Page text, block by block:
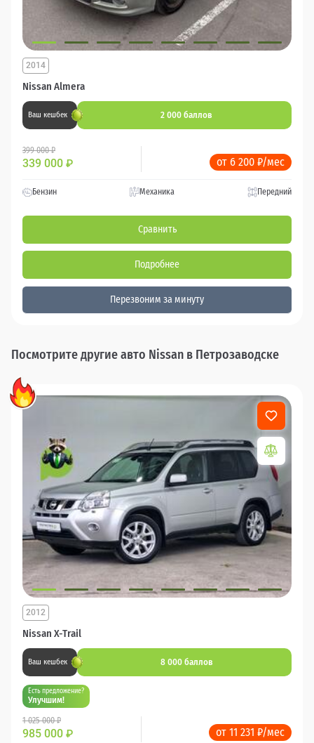
Nissan Almera
2014
Ваш кешбек 2 000 баллов
399 000 ₽
339 000 ₽ от 6 200 ₽/мес
Бензин Механика Передний
Сравнить
Подробнее
Перезвоним за минуту
Посмотрите другие авто Nissan в Петрозаводске
Nissan X-Trail
2012
Ваш кешбек 8 000 баллов
Есть предложение?
Улучшим!
1 025 000 ₽
985 000 ₽ от 11 231 ₽/мес